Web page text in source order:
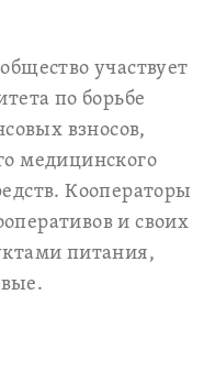
участвует
по борьбе
взносов,
медицинского
Кооператоры
и своих
питания,